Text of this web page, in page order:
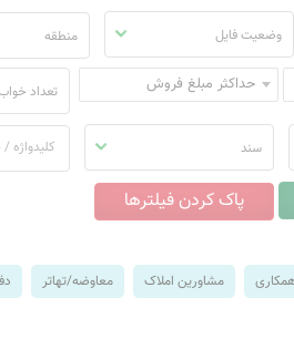
وضعیت فایل منطقه
حداکثر مبلغ فروش تعداد
سند
مشاورین املاک معاوضه/تهاتر